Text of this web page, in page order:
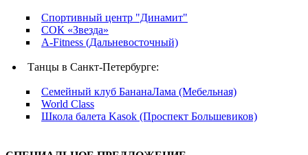
Спортивный центр "Динамит"
СОК «Звезда»
A-Fitness (Дальневосточный)
Танцы в Санкт-Петербурге:
Семейный клуб БананаЛама (Мебельная)
World Class
Школа балета Kasok (Проспект Большевиков)